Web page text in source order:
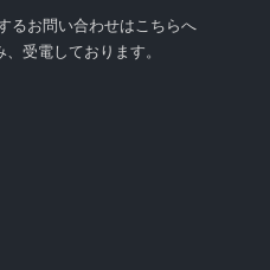
るお問い合わせはこちらへ
受電しております。